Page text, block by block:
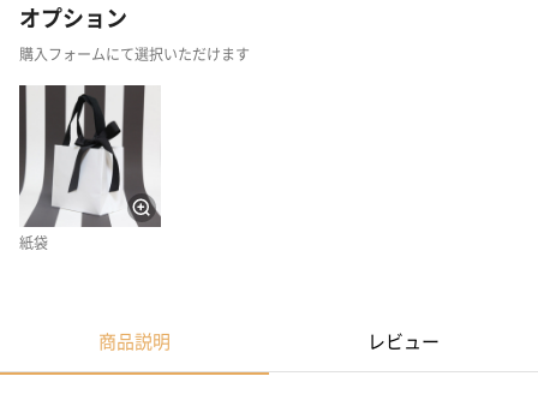
オプション
購入フォームにて選択いただけます
紙袋
商品説明 レビュー